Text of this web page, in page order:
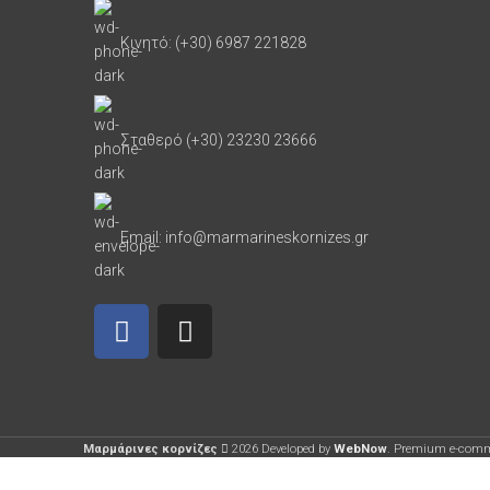
Κινητό: (+30) 6987 221828
Σταθερό (+30) 23230 23666
Email: info@marmarineskornizes.gr
Μαρμάρινες κορνίζες 2026 Developed by WebNow. Premium e-